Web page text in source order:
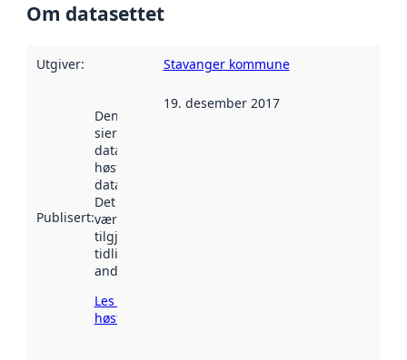
Om datasettet
Utgiver: Stavanger kommune
Publisert:
Denne datoen
sier når
datasettet ble
høstet av
data.norge.no.
Det kan ha
vært
tilgjengelig
tidligere
andre steder.
Les mer om
høsting her
19. desember 2017